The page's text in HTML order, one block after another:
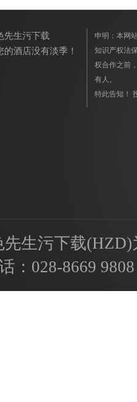
先生污下载
酒店没有淡季！
申明：本网
知识产权法保
权合作之前
有人。
特此告知！
生污下载
： 028-8669 9808